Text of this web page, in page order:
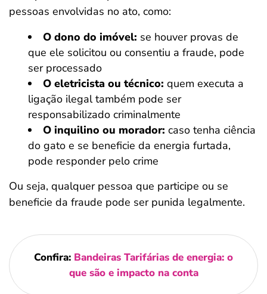
pessoas envolvidas no ato, como:
O dono do imóvel: se houver provas de
que ele solicitou ou consentiu a fraude, pode
ser processado
O eletricista ou técnico: quem executa a
ligação ilegal também pode ser
responsabilizado criminalmente
O inquilino ou morador: caso tenha ciência
do gato e se beneficie da energia furtada,
pode responder pelo crime
Ou seja, qualquer pessoa que participe ou se
beneficie da fraude pode ser punida legalmente.
Confira: Bandeiras Tarifárias de energia: o
que são e impacto na conta